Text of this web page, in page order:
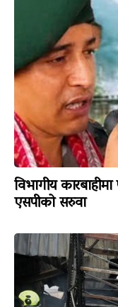
विभागीय
एसपीको सरुवा